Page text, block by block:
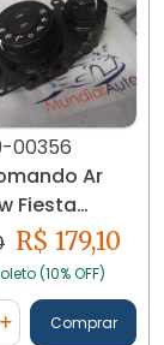
00356
Ar
Fiesta
Ecosport 2014/. . 5299
R$ 179,10
(10% OFF)
AdicionarComprar